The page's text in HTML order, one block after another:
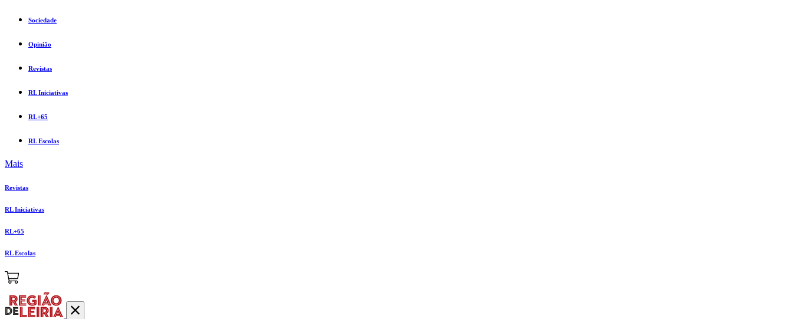
Sociedade
Opinião
Revistas
RL Iniciativas
RL+65
RL Escolas
Mais
Revistas
RL Iniciativas
RL+65
RL Escolas